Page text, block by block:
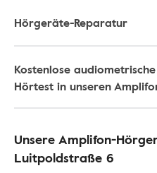
Hörgeräte-Reparatur
Kostenlose
Hörtest in unseren
Unsere Amplifon-
Luitpoldstraße 6